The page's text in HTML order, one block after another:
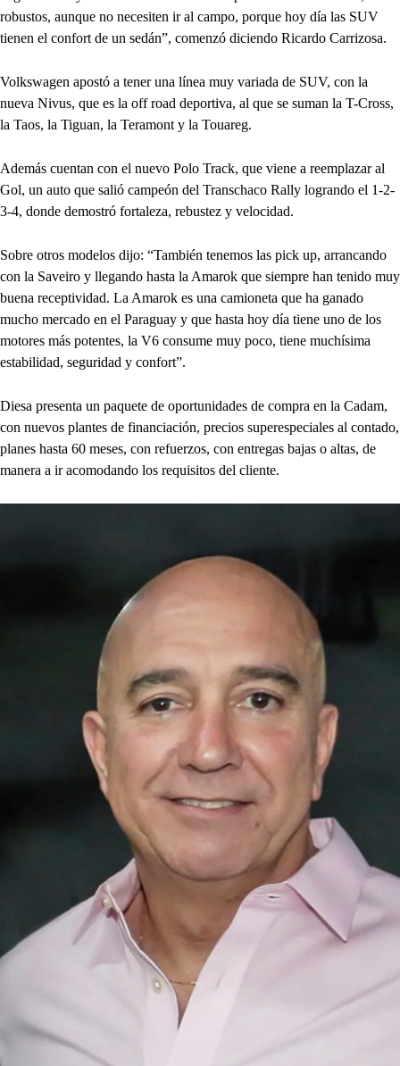
robustos, aunque no necesiten ir al campo, porque hoy día las SUV
tienen el confort de un sedán”, comenzó diciendo Ricardo Carrizosa.
Volkswagen apostó a tener una línea muy variada de SUV, con la
nueva Nivus, que es la off road deportiva, al que se suman la T-Cross,
la Taos, la Tiguan, la Teramont y la Touareg.
Además cuentan con el nuevo Polo Track, que viene a reemplazar al
Gol, un auto que salió campeón del Transchaco Rally logrando el 1-2-
3-4, donde demostró fortaleza, rebustez y velocidad.
Sobre otros modelos dijo: “También tenemos las pick up, arrancando
con la Saveiro y llegando hasta la Amarok que siempre han tenido muy
buena receptividad. La Amarok es una camioneta que ha ganado
mucho mercado en el Paraguay y que hasta hoy día tiene uno de los
motores más potentes, la V6 consume muy poco, tiene muchísima
estabilidad, seguridad y confort”.
Diesa presenta un paquete de oportunidades de compra en la Cadam,
con nuevos plantes de financiación, precios superespeciales al contado,
planes hasta 60 meses, con refuerzos, con entregas bajas o altas, de
manera a ir acomodando los requisitos del cliente.